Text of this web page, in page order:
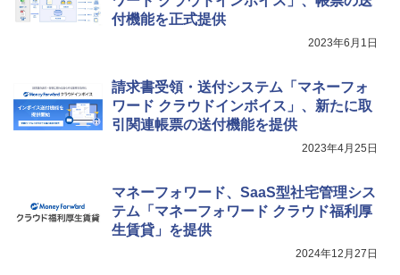
付機能を正式提供
2023年6月1日
請求書受領・送付システム「マネーフォ
ワード クラウドインボイス」、新たに取
引関連帳票の送付機能を提供
2023年4月25日
マネーフォワード、SaaS型社宅管理シス
テム「マネーフォワード クラウド福利厚
生賃貸」を提供
2024年12月27日